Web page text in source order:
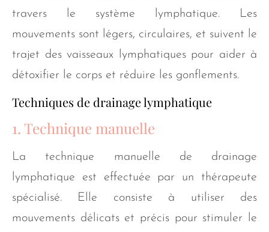
travers le système lymphatique. Les
mouvements sont légers, circulaires, et suivent le
trajet des vaisseaux lymphatiques pour aider à
détoxifier le corps et réduire les gonflements.
Techniques de drainage lymphatique
1. Technique manuelle
La technique manuelle de drainage
lymphatique est effectuée par un thérapeute
spécialisé. Elle consiste à utiliser des
mouvements délicats et précis pour stimuler le